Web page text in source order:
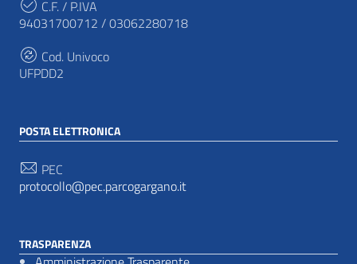
C.F. / P.IVA
94031700712 / 03062280718
Cod. Univoco
UFPDD2
POSTA ELETTRONICA
PEC
protocollo@pec.parcogargano.it
TRASPARENZA